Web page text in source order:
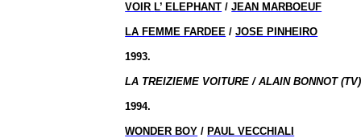
VOIR L’ ELEPHANT /JEAN MARBOEUF
LA FEMME FARDEE /JOSE PINHEIRO
1993.
LA TREIZIEME VOITURE / ALAIN BONNOT (TV)
1994.
WONDER BOY / PAUL VECCHIALI